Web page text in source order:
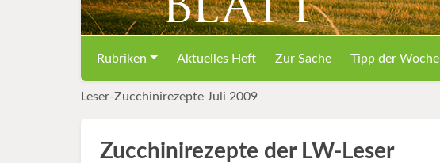
Rubriken Aktuelles Heft Zur Sache Tipp der Woche
Leser-Zucchinirezepte Juli 2009
Zucchinirezepte der LW-Leser